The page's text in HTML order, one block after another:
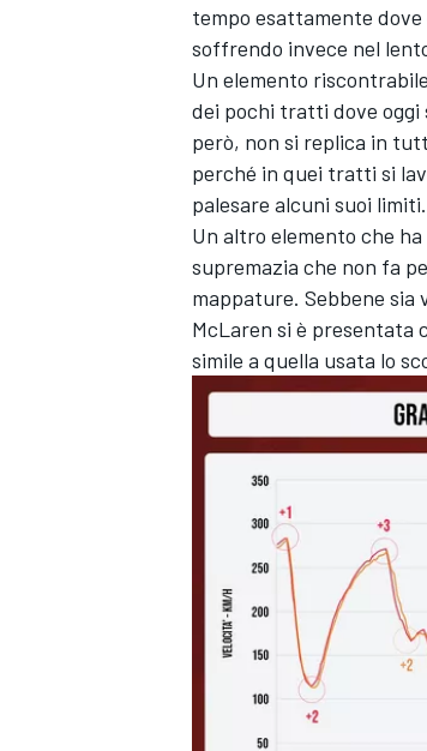
RALLY
tempo esattamente
soffrendo invece nel
Un elemento
dei pochi tratti dove oggi
però, non si replica in
perché in quei tratti si
palesare alcuni suoi limiti.
Un altro elemento che
supremazia che non fa
mappature. Sebbene sia
McLaren si è presentata
simile a quella usata lo